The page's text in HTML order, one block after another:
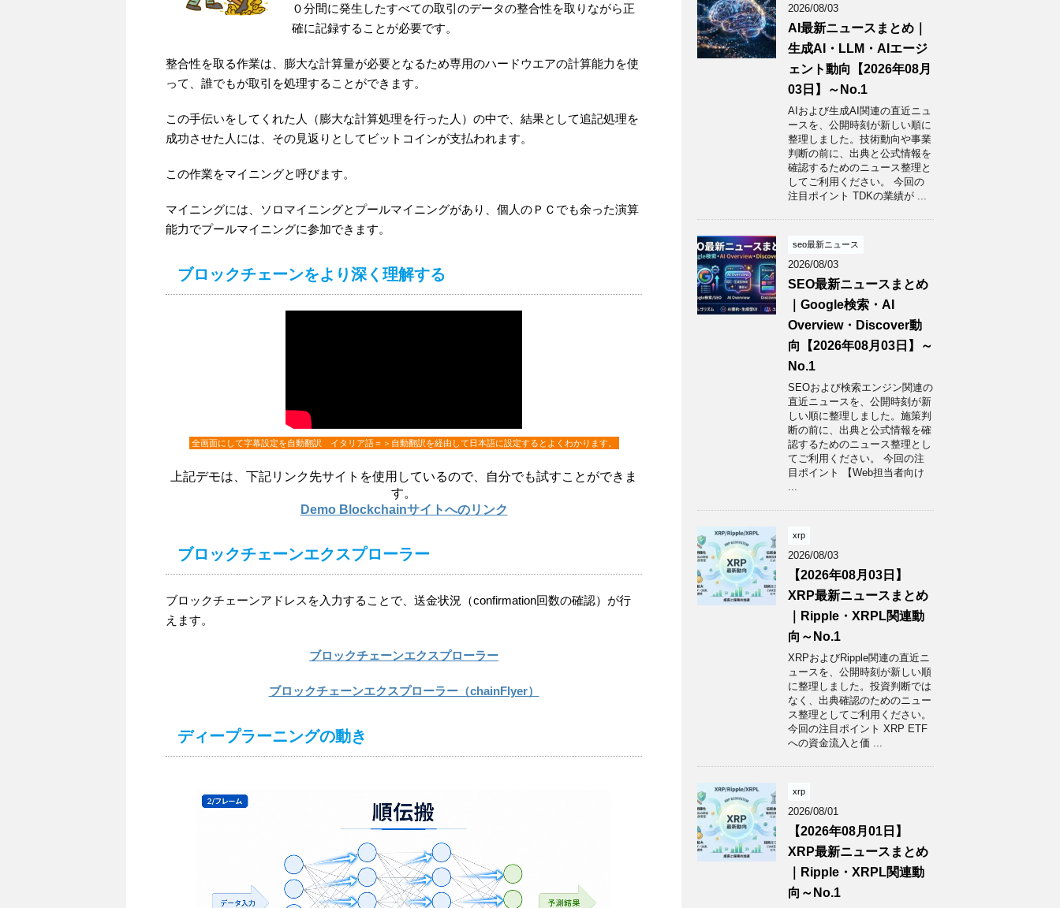
０分間に発生したすべての取引のデータの整合性を取りながら正
確に記録することが必要です。
整合性を取る作業は、膨大な計算量が必要となるため専用のハードウエアの計算能力を使
って、誰でもが取引を処理することができます。
この手伝いをしてくれた人（膨大な計算処理を行った人）の中で、結果として追記処理を
成功させた人には、その見返りとしてビットコインが支払われます。
この作業をマイニングと呼びます。
マイニングには、ソロマイニングとプールマイニングがあり、個人のＰＣでも余った演算
能力でプールマイニングに参加できます。
ブロックチェーンをより深く理解する
全画面にして字幕設定を自動翻訳 イタリア語＝＞自動翻訳を経由して日本語に設定するとよくわかります。
上記デモは、下記リンク先サイトを使用しているので、自分でも試すことができま
す。
Demo Blockchainサイトへのリンク
ブロックチェーンエクスプローラー
ブロックチェーンアドレスを入力することで、送金状況（confirmation回数の確認）が行
えます。
ブロックチェーンエクスプローラー
ブロックチェーンエクスプローラー（chainFlyer）
ディープラーニングの動き
2026/08/03
AI最新ニュースまとめ｜
生成AI・LLM・AIエージ
ェント動向【2026年08月
03日】～No.1
AIおよび生成AI関連の直近ニュ
ースを、公開時刻が新しい順に
整理しました。技術動向や事業
判断の前に、出典と公式情報を
確認するためのニュース整理と
してご利用ください。 今回の
注目ポイント TDKの業績が ...
seo最新ニュース
2026/08/03
SEO最新ニュースまとめ
｜Google検索・AI
Overview・Discover動
向【2026年08月03日】～
No.1
SEOおよび検索エンジン関連の
直近ニュースを、公開時刻が新
しい順に整理しました。施策判
断の前に、出典と公式情報を確
認するためのニュース整理とし
てご利用ください。 今回の注
目ポイント 【Web担当者向け
xrp
2026/08/03
【2026年08月03日】
XRP最新ニュースまとめ
｜Ripple・XRPL関連動
向～No.1
XRPおよびRipple関連の直近ニ
ュースを、公開時刻が新しい順
に整理しました。投資判断では
なく、出典確認のためのニュー
ス整理としてご利用ください。
今回の注目ポイント XRP ETF
への資金流入と価 ...
xrp
2026/08/01
【2026年08月01日】
XRP最新ニュースまとめ
｜Ripple・XRPL関連動
向～No.1